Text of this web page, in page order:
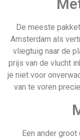
De meeste
Amsterdam als
vliegtuig naar de
prijs van de vlucht
je niet voor
van te voren
Een ander